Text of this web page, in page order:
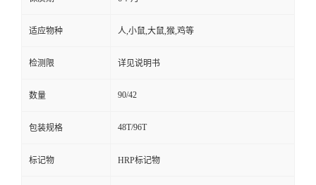
适应物种 人,小鼠,大鼠,猴,鸡等
检测限 详见说明书
数量 90/42
包装规格 48T/96T
标记物 HRP标记物